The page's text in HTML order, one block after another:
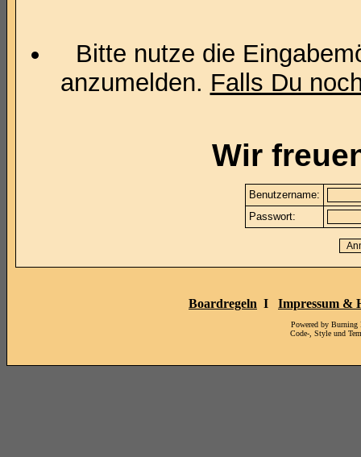
Bitte nutze die
anzumelden. Falls Du
Wir
Benutzername:
Passwort:
Boardregeln I Impressum &
Powered by
Code-, Style und